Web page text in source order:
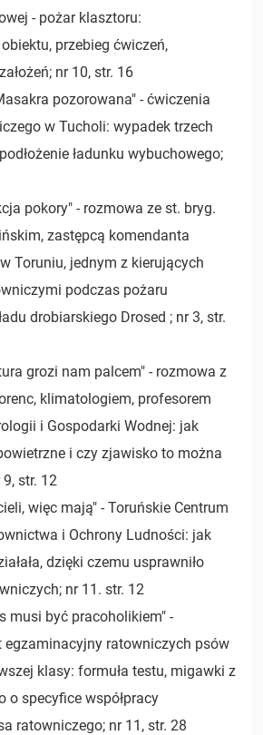
- pożar klasztoru:
przebieg ćwiczeń,
nr 10, str. 16
pozorowana" - ćwiczenia
w Tucholi: wypadek trzech
ładunku wybuchowego;
pokory" - rozmowa ze st. bryg.
zastępcą komendanta
Toruniu, jednym z kierujących
podczas pożaru
drobiarskiego Drosed ; nr 3, str.
grozi nam palcem" - rozmowa z
klimatologiem, profesorem
i Gospodarki Wodnej: jak
i czy zjawisko to można
str. 12
więc mają" - Toruńskie Centrum
i Ochrony Ludności: jak
dzięki czemu usprawniło
nr 11. str. 12
musi być pracoholikiem" -
egzaminacyjny ratowniczych psów
klasy: formuła testu, migawki z
o specyfice współpracy
ratowniczego; nr 11, str. 28